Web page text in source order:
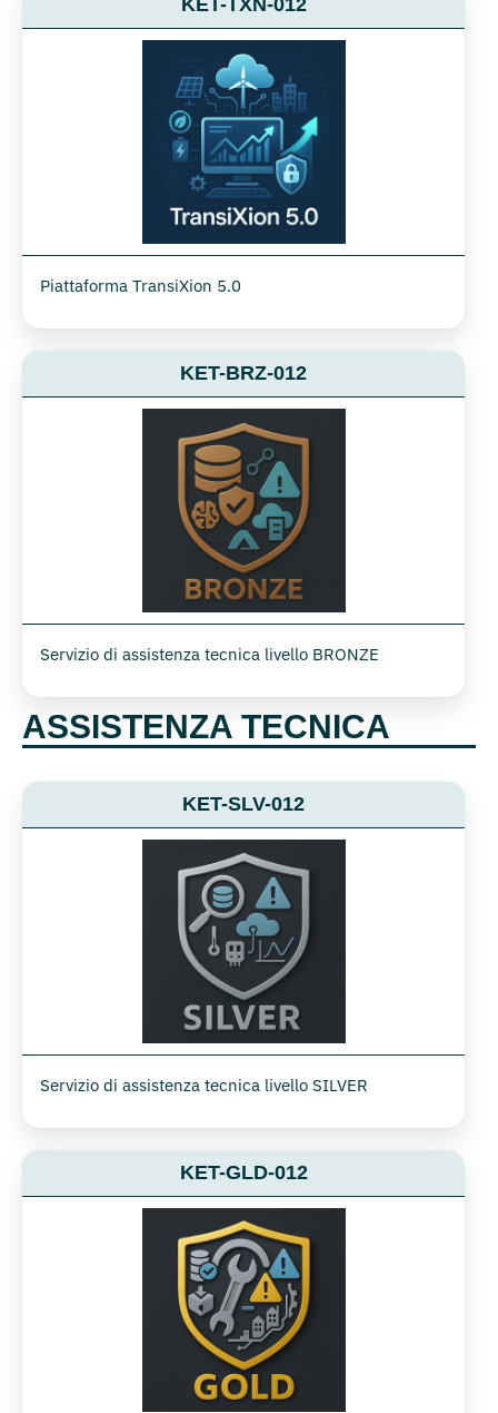
KET-TXN-012
Piattaforma TransiXion 5.0
KET-BRZ-012
Servizio di assistenza tecnica livello BRONZE
ASSISTENZA TECNICA
KET-SLV-012
Servizio di assistenza tecnica livello SILVER
KET-GLD-012